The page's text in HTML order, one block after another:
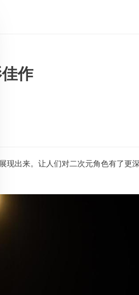
作
现出来。让人们对二次元角色有了更